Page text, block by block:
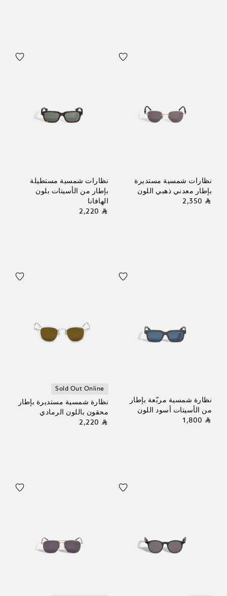
نظارات شمسية مستديرة
بإطار معدني ذهبي اللون
⃁ 2,350
نظارات شمسية مستطيلة
بإطار من الأسيتات بلون
الهافانا
⃁ 2,220
نظارة شمسية مربّعة بإطار
من الأسيتات أسود اللون
⃁ 1,800
Sold Out Online
نظارة شمسية مستديرة بإطار
محقون باللون الرمادي
⃁ 2,220